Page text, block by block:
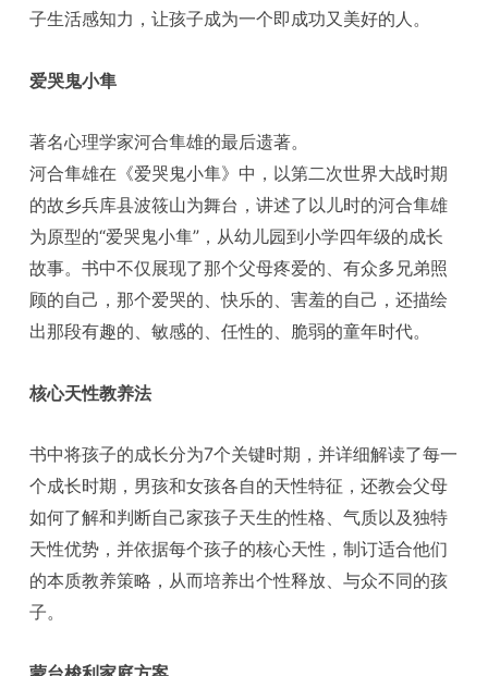
子生活感知力，让孩子成为一个即成功又美好的人。
爱哭鬼小隼
著名心理学家河合隼雄的最后遗著。
河合隼雄在《爱哭鬼小隼》中，以第二次世界大战时期
的故乡兵库县波筱山为舞台，讲述了以儿时的河合隼雄
为原型的“爱哭鬼小隼”，从幼儿园到小学四年级的成长
故事。书中不仅展现了那个父母疼爱的、有众多兄弟照
顾的自己，那个爱哭的、快乐的、害羞的自己，还描绘
出那段有趣的、敏感的、任性的、脆弱的童年时代。
核心天性教养法
书中将孩子的成长分为7个关键时期，并详细解读了每一
个成长时期，男孩和女孩各自的天性特征，还教会父母
如何了解和判断自己家孩子天生的性格、气质以及独特
天性优势，并依据每个孩子的核心天性，制订适合他们
的本质教养策略，从而培养出个性释放、与众不同的孩
子。